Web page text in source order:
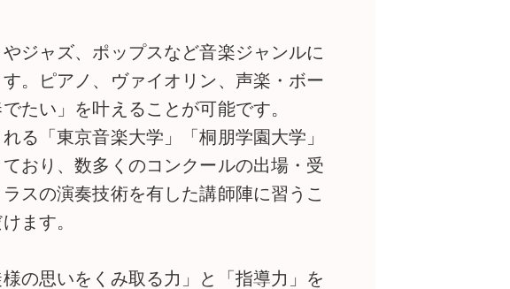
ジャズ、ポップスなど音楽ジャンルに
。ピアノ、ヴァイオリン、声楽・ボー
たい」を叶えることが可能です。
る「東京音楽大学」「桐朋学園大学」
おり、数多くのコンクールの出場・受
スの演奏技術を有した講師陣に習うこ
ます。
の思いをくみ取る力」と「指導力」を